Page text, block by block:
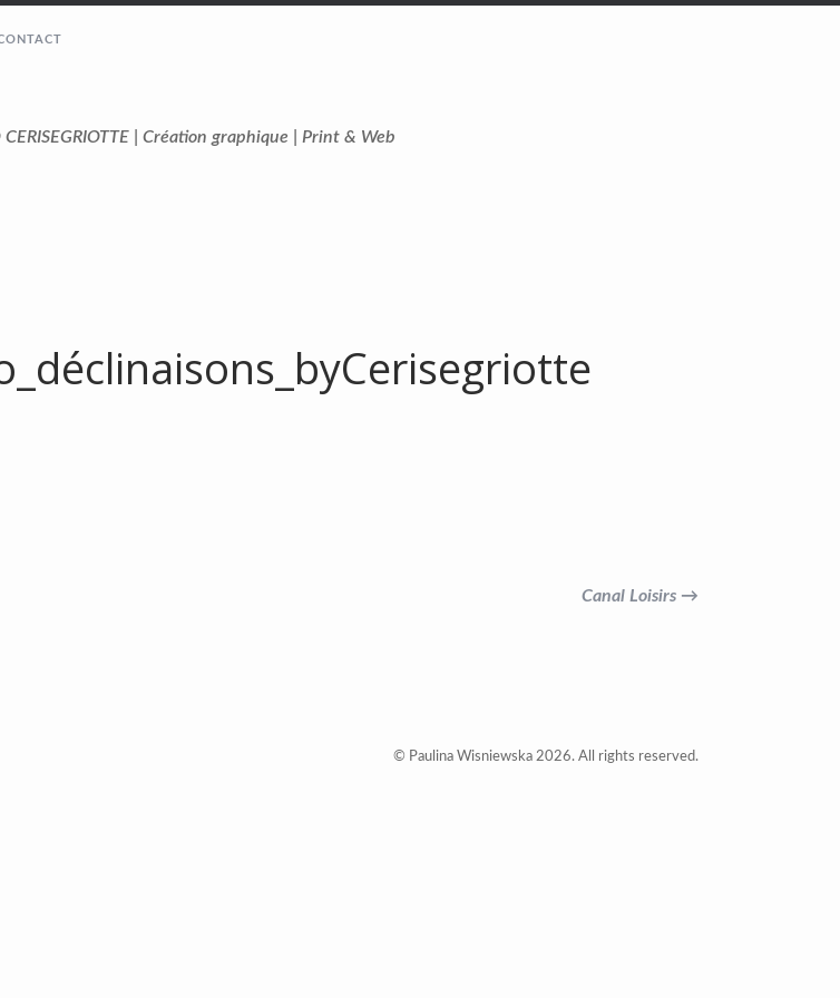
CERISEGRIOTTE | Création graphique | Print & Web
Canal Loisirs →
© Paulina Wisniewska 2026. All rights reserved.